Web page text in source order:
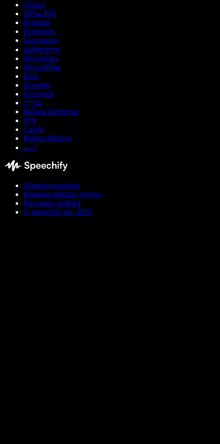
Türkçe
Tiếng Việt
Română
Português
Български
ქართული
Slovenčina
Slovenščina
Eesti
Hrvatski
Ελληνικά
עברית
Bahasa Indonesia
বাংলা
Català
Bahasa Melayu
اردو
Slapukų nuostatos
Paslaugų teikimo sąlygos
Privatumo politika
© Speechify Inc 2026